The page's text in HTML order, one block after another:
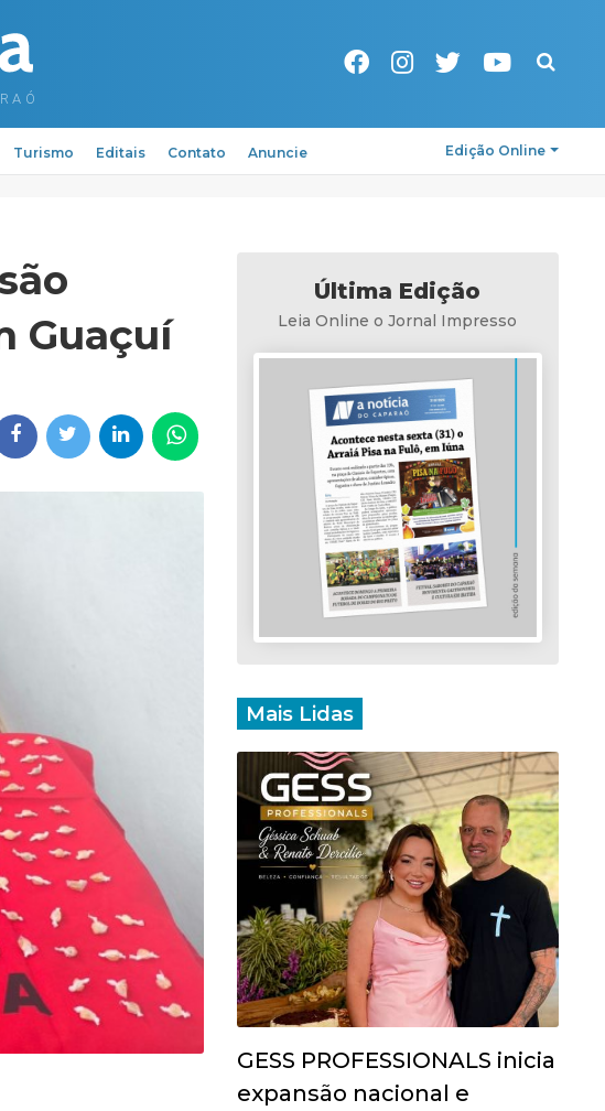
Pesquisa
Turismo Editais Contato Anuncie Edição Online
Guaçuí
Última Edição
Leia Online o Jornal Impresso
Mais Lidas
GESS PROFESSIONALS inicia
expansão nacional e